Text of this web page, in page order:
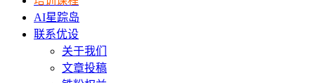
AI星踪岛
联系优设
关于我们
文章投稿